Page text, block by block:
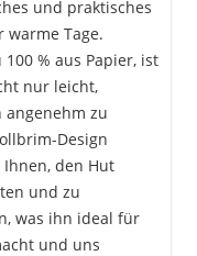
und praktisches
warme Tage.
% aus Papier, ist
nur leicht,
angenehm zu
Design
den Hut
und zu
was ihn ideal für
und uns